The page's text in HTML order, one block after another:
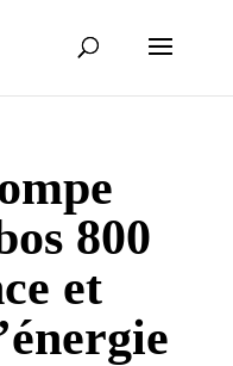
800
et